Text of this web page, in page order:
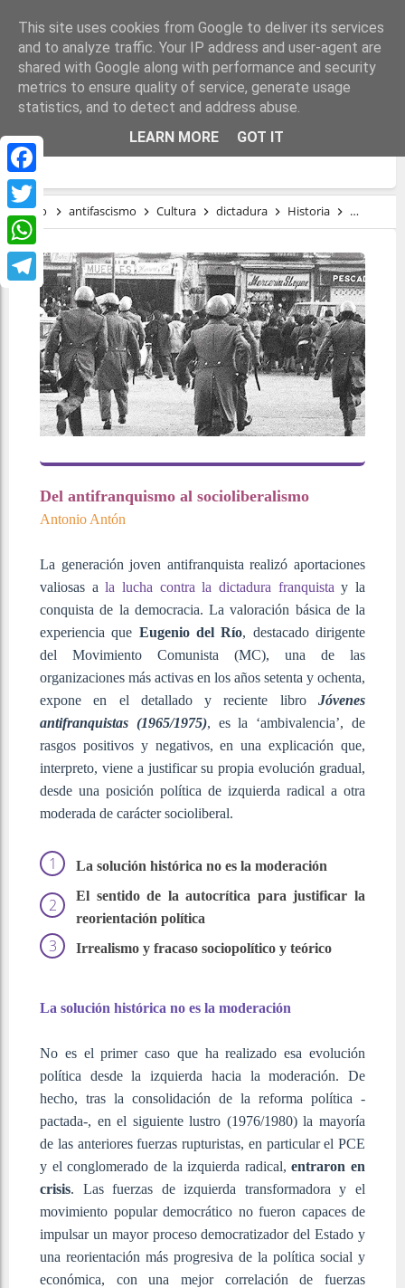
Facebook
Twitter
WhatsApp
Telegram
DEL ANTIFRANQUISMO AL
SOCIOLIBERALISMO
Inicio antifascismo Cultura dictadura Historia marxismo
Del antifranquismo al socioliberalismo
Antonio Antón
La generación joven antifranquista realizó aportaciones
valiosas ala lucha contra la dictadura franquista y la
conquista de la democracia. La valoración básica de la
experiencia que Eugenio del Río, destacado dirigente
del Movimiento Comunista (MC), una de las
organizaciones más activas en los años setenta y ochenta,
expone en el detallado y reciente libro Jóvenes
antifranquistas (1965/1975), es la ‘ambivalencia’, de
rasgos positivos y negativos, en una explicación que,
interpreto, viene a justificar su propia evolución gradual,
desde una posición política de izquierda radical a otra
moderada de carácter socioliberal.
La solución histórica no es la moderación
El sentido de la autocrítica para justificar la
reorientación política
Irrealismo y fracaso sociopolítico y teórico
La solución histórica no es la moderación
No es el primer caso que ha realizado esa evolución
política desde la izquierda hacia la moderación. De
hecho, tras la consolidación de la reforma política -
pactada-, en el siguiente lustro (1976/1980) la mayoría
de las anteriores fuerzas rupturistas, en particular el PCE
y el conglomerado de la izquierda radical,entraron en
crisis. Las fuerzas de izquierda transformadora y el
movimiento popular democrático no fueron capaces de
impulsar un mayor proceso democratizador del Estado y
una reorientación más progresiva de la política social y
económica, con una mejor correlación de fuerzas
This site uses cookies from Google to deliver its services
and to analyze traffic. Your IP address and user-agent are
shared with Google along with performance and security
metrics to ensure quality of service, generate usage
statistics, and to detect and address abuse.
LEARN MORE
GOT IT